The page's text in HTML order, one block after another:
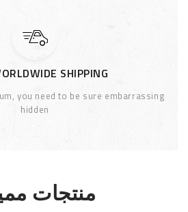
SHIPPING
you need to be sure embarrassing
hidden
منتجات